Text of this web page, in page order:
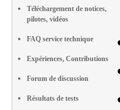
Téléchargement de notices,
pilotes, vidéos
FAQ service technique
Expériences, Contributions
Forum de discussion
Résultats de tests